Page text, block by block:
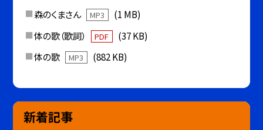
森のくまさん
MP3
(1 MB)
体の歌（歌詞）
PDF
(37 KB)
体の歌
MP3 (882 KB)
新着記事